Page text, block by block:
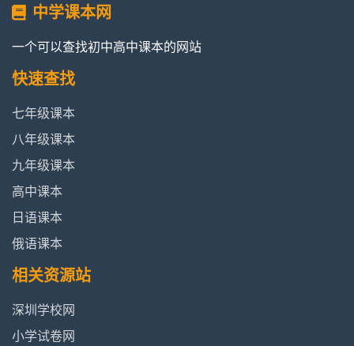
中学课本网
一个可以查找初中高中课本的网站
快速查找
七年级课本
八年级课本
九年级课本
高中课本
日语课本
俄语课本
相关资源站
深圳学校网
小学试卷网